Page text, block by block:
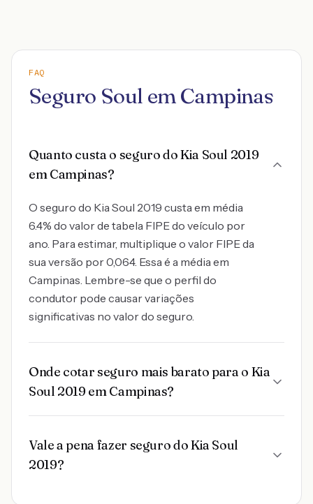
FAQ
Seguro Soul em Campinas
Quanto custa o seguro do Kia Soul 2019
em Campinas?
O seguro do Kia Soul 2019 custa em média
6.4% do valor de tabela FIPE do veículo por
ano. Para estimar, multiplique o valor FIPE da
sua versão por 0,064. Essa é a média em
Campinas. Lembre-se que o perfil do
condutor pode causar variações
significativas no valor do seguro.
Onde cotar seguro mais barato para o Kia
Soul 2019 em Campinas?
Vale a pena fazer seguro do Kia Soul
2019?